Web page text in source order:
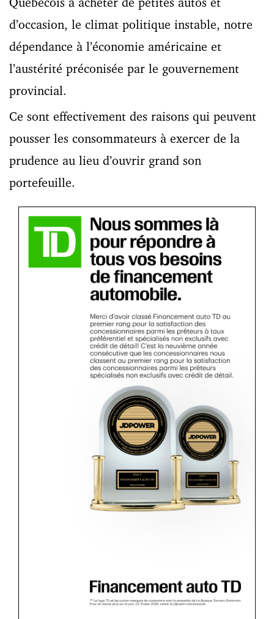
d’occasion, le climat politique instable, notre
dépendance à l’économie américaine et
l’austérité préconisée par le gouvernement
provincial.
Ce sont effectivement des raisons qui peuvent
pousser les consommateurs à exercer de la
prudence au lieu d’ouvrir grand son
portefeuille.